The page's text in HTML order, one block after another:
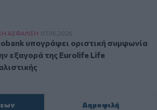
υπογράφει οριστική συμφωνία
ΑΣΦAΛΙΣΗ 07.05.2026
υπογράφει οριστική συμφωνία
εξαγορά της Eurolife Life
Δημοφιλή